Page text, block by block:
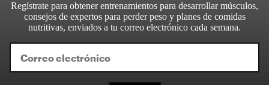
Regístrate para obtener entrenamientos para desarrollar músculos,
consejos de expertos para perder peso y planes de comidas
nutritivas, enviados a tu correo electrónico cada semana.